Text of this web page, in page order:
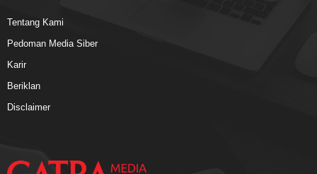
Tentang Kami
Pedoman Media Siber
Karir
Beriklan
Disclaimer